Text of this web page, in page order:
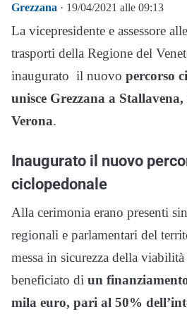
Grezzana · 19/04/2021 alle 09:13
La vicepresidente e assessore
trasporti della Regione del
inaugurato il nuovo percorso
unisce Grezzana a
Verona.
Inaugurato il nuovo
ciclopedonale
Alla cerimonia erano presenti
regionali e parlamentari del
messa in sicurezza della
beneficiato di un
mila euro, pari al 50%